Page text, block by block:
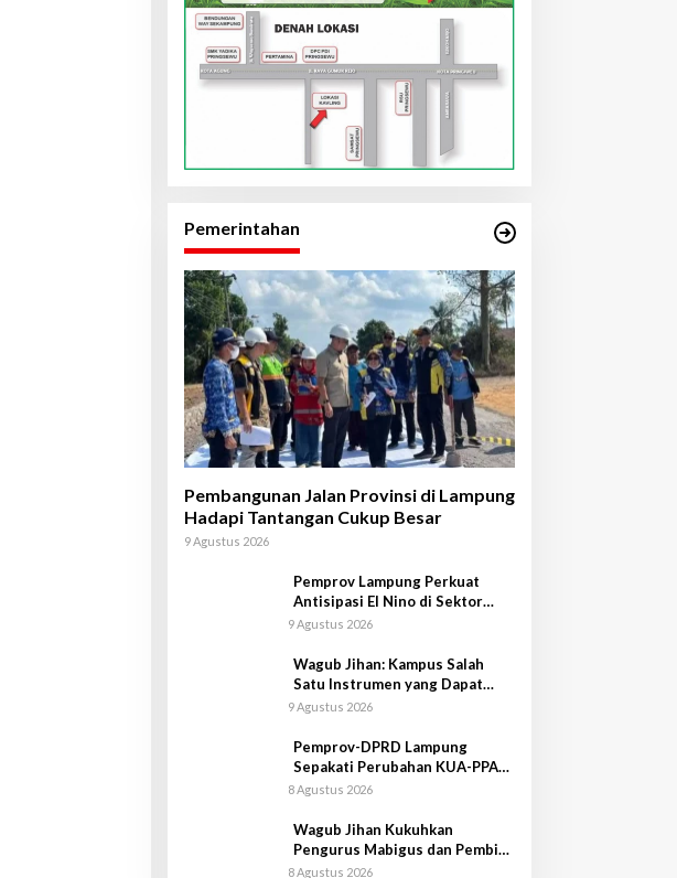
Pemerintahan
Pembangunan Jalan Provinsi di Lampung
Hadapi Tantangan Cukup Besar
9 Agustus 2026
Pemprov Lampung Perkuat
Antisipasi El Nino di Sektor
Peternakan
9 Agustus 2026
Wagub Jihan: Kampus Salah
Satu Instrumen yang Dapat
Bangkitkan IPM di Lampung
9 Agustus 2026
Pemprov-DPRD Lampung
Sepakati Perubahan KUA-PPAS
APBD 2026
8 Agustus 2026
Wagub Jihan Kukuhkan
Pengurus Mabigus dan Pembina
Gudep UIN Raden Intan
8 Agustus 2026